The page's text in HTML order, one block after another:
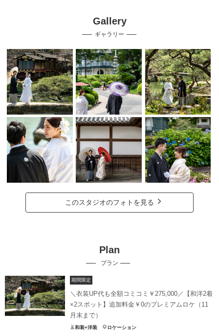
Gallery
ギャラリー
このスタジオのフォトを見る
Plan
プラン
期間限定
＼衣装UP代も全額コミコミ￥275,000／【和洋2着
×2スポット】追加料金￥0のプレミアムロケ（11
月末まで）
和装+洋装 ロケーション